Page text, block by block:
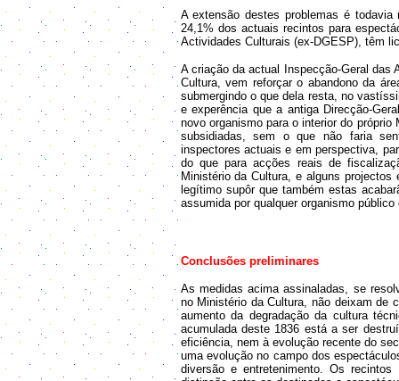
A extensão destes problemas é
24,1% dos actuais recintos para
Actividades Culturais (ex-DGESP), têm
A criação da actual Inspecção-Geral das
Cultura, vem reforçar o abandono da
submergindo o que dela resta, no
e experência que a antiga Direcção-
novo organismo para o interior do
subsidiadas, sem o que não faria
inspectores actuais e em perspectiva,
do que para acções reais de
Ministério da Cultura, e alguns
legítimo supôr que também estas
assumida por qualquer organismo
Conclusões preliminares
As medidas acima assinaladas, se
no Ministério da Cultura, não deixam de
aumento da degradação da cultura
acumulada deste 1836 está a ser
eficiência, nem à evolução recente do
uma evolução no campo dos
diversão e entretenimento. Os